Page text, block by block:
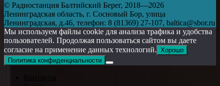
© Радиостанция Балтийский Берег, 2018—2026
Ленинградская область, г. Сосновый Бор, улица
Ленинградская, д.46, телефон: 8 (81369) 27-107, baltica@sbor.ru
Мы используем файлы cookie для анализа трафика и удобства
пользователей. Продолжая пользоваться сайтом вы даете
согласие на применение данных технологий. Хорошо
Политика конфиденциальности